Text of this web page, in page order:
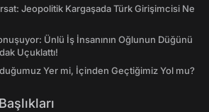
Jeopolitik Kargaşada Türk Girişimcisi Ne
Ünlü İş İnsanının Oğlunun Düğünü
Uçuklattı!
Yer mi, İçinden Geçtiğimiz Yol mu?